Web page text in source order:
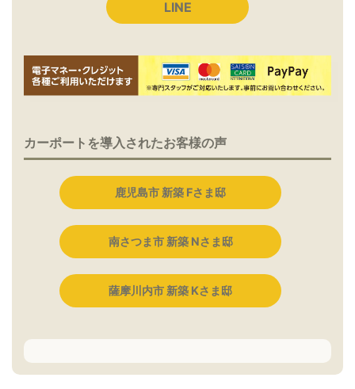
LINE
カーポートを導入されたお客様の声
鹿児島市 新築 Fさま邸
南さつま市 新築 Nさま邸
薩摩川内市 新築 Kさま邸